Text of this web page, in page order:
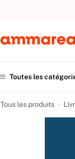
Toutes les
Tous les produits